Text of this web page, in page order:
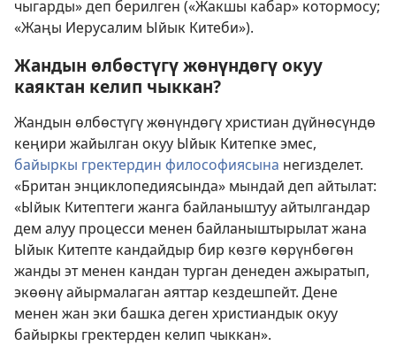
чыгарды» деп берилген («Жакшы кабар» котормосу;
«Жаңы Иерусалим Ыйык Китеби»).
Жандын өлбөстүгү жөнүндөгү окуу
каяктан келип чыккан?
Жандын өлбөстүгү жөнүндөгү христиан дүйнөсүндө
кеңири жайылган окуу Ыйык Китепке эмес,
байыркы гректердин философиясына негизделет.
«Британ энциклопедиясында» мындай деп айтылат:
«Ыйык Китептеги жанга байланыштуу айтылгандар
дем алуу процесси менен байланыштырылат жана
Ыйык Китепте кандайдыр бир көзгө көрүнбөгөн
жанды эт менен кандан турган денеден ажыратып,
экөөнү айырмалаган аяттар кездешпейт. Дене
менен жан эки башка деген христиандык окуу
байыркы гректерден келип чыккан».